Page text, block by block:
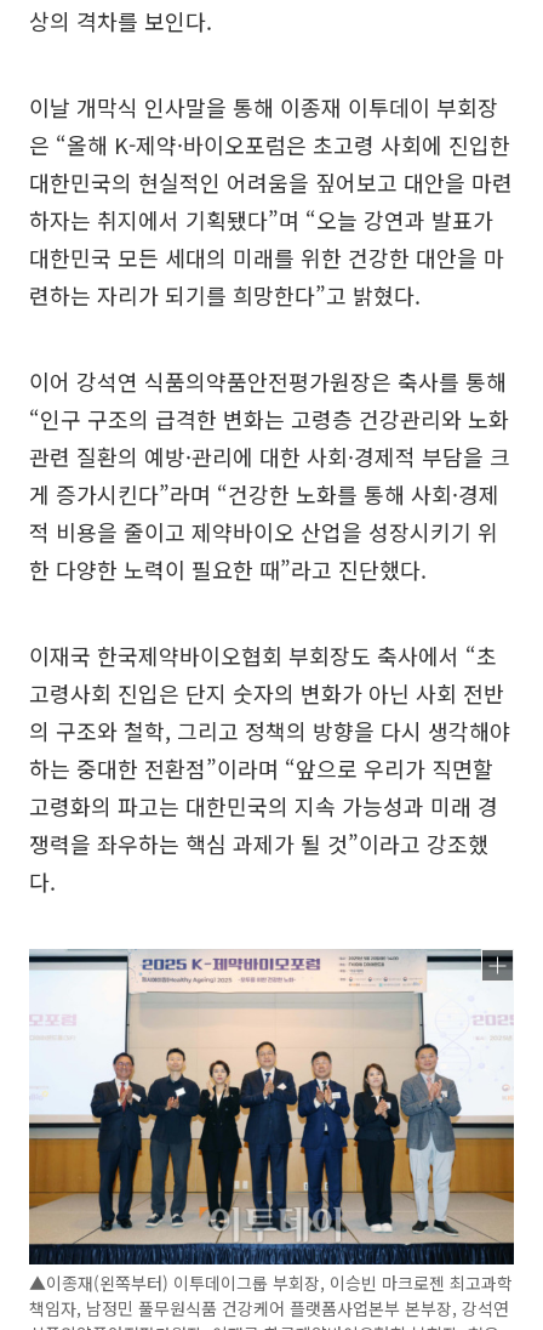
상의 격차를 보인다.
이날 개막식 인사말을 통해 이종재 이투데이 부회장
은 “올해 K-제약·바이오포럼은 초고령 사회에 진입한
대한민국의 현실적인 어려움을 짚어보고 대안을 마련
하자는 취지에서 기획됐다”며 “오늘 강연과 발표가
대한민국 모든 세대의 미래를 위한 건강한 대안을 마
련하는 자리가 되기를 희망한다”고 밝혔다.
이어 강석연 식품의약품안전평가원장은 축사를 통해
“인구 구조의 급격한 변화는 고령층 건강관리와 노화
관련 질환의 예방·관리에 대한 사회·경제적 부담을 크
게 증가시킨다”라며 “건강한 노화를 통해 사회·경제
적 비용을 줄이고 제약바이오 산업을 성장시키기 위
한 다양한 노력이 필요한 때”라고 진단했다.
이재국 한국제약바이오협회 부회장도 축사에서 “초
고령사회 진입은 단지 숫자의 변화가 아닌 사회 전반
의 구조와 철학, 그리고 정책의 방향을 다시 생각해야
하는 중대한 전환점”이라며 “앞으로 우리가 직면할
고령화의 파고는 대한민국의 지속 가능성과 미래 경
쟁력을 좌우하는 핵심 과제가 될 것”이라고 강조했
다.
▲이종재(왼쪽부터) 이투데이그룹 부회장, 이승빈 마크로젠 최고과학
책임자, 남정민 풀무원식품 건강케어 플랫폼사업본부 본부장, 강석연